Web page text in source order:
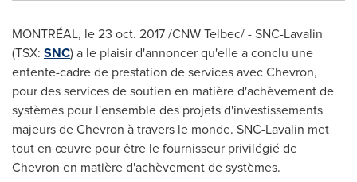
MONTRÉAL, le 23 oct. 2017 /CNW Telbec/ - SNC-Lavalin
(TSX: SNC) a le plaisir d'annoncer qu'elle a conclu une
entente-cadre de prestation de services avec Chevron,
pour des services de soutien en matière d'achèvement de
systèmes pour l'ensemble des projets d'investissements
majeurs de Chevron à travers le monde. SNC-Lavalin met
tout en œuvre pour être le fournisseur privilégié de
Chevron en matière d'achèvement de systèmes.